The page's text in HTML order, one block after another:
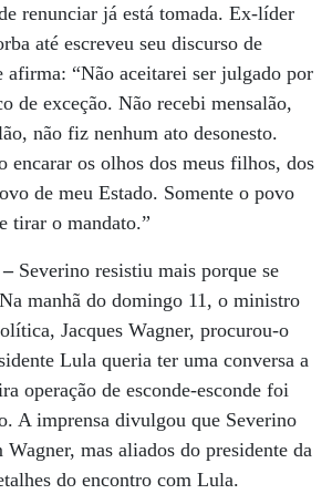
renunciar já está tomada. Ex-líder
até escreveu seu discurso de
afirma: “Não aceitarei ser julgado por
de exceção. Não recebi mensalão,
não fiz nenhum ato desonesto.
encarar os olhos dos meus filhos, dos
de meu Estado. Somente o povo
tirar o mandato.”
Severino resistiu mais porque se
manhã do domingo 11, o ministro
Jacques Wagner, procurou-o
Lula queria ter uma conversa a
operação de esconde-esconde foi
A imprensa divulgou que Severino
Wagner, mas aliados do presidente da
do encontro com Lula.